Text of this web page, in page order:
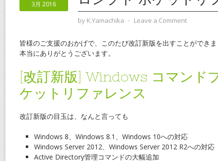
3月 2016
by K.Yamachika ⋅ Leave a Comment
皆様のご支援のおかげで、このたび改訂新版を出すことができ
本当にありがとうございます。
[改訂新版] Windows コマンド
ケットリファレンス
改訂新版の目玉は、なんと言っても
Windows 8、Windows 8.1、Windows 10への対応
Windows Server 2012、Windows Server 2012 R2への対応
Active Directory管理コマンドの大幅追加